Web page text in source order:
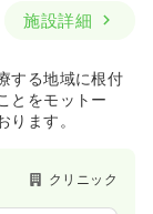
施設詳細
する地域に根付
とをモットー
ます。
クリニック